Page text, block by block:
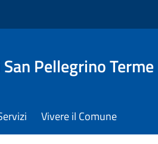
Pellegrino Terme
Vivere il Comune